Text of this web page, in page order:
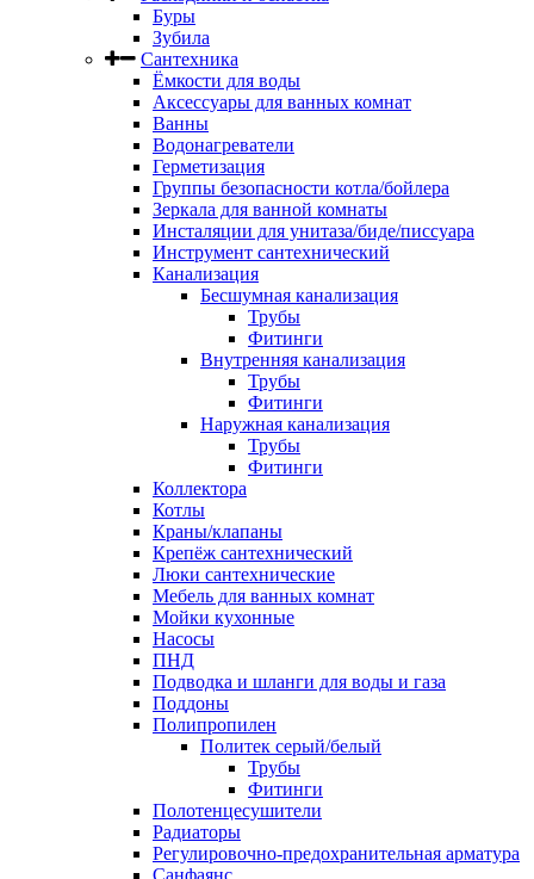
Буры
Зубила
Сантехника
Ёмкости для воды
Аксессуары для ванных комнат
Ванны
Водонагреватели
Герметизация
Группы безопасности котла/бойлера
Зеркала для ванной комнаты
Инсталяции для унитаза/биде/писсуара
Инструмент сантехнический
Канализация
Бесшумная канализация
Трубы
Фитинги
Внутренняя канализация
Трубы
Фитинги
Наружная канализация
Трубы
Фитинги
Коллектора
Котлы
Краны/клапаны
Крепёж сантехнический
Люки сантехнические
Мебель для ванных комнат
Мойки кухонные
Насосы
ПНД
Подводка и шланги для воды и газа
Поддоны
Полипропилен
Политек серый/белый
Трубы
Фитинги
Полотенцесушители
Радиаторы
Регулировочно-предохранительная арматура
Санфаянс